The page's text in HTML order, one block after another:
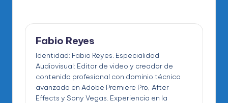
Fabio Reyes
Identidad: Fabio Reyes. Especialidad
Audiovisual: Editor de video y creador de
contenido profesional con dominio técnico
avanzado en Adobe Premiere Pro, After
Effects y Sony Vegas. Experiencia en la